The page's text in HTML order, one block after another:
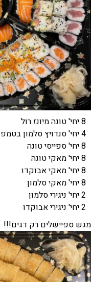
8 יחי' טונה מיונז רול
4 יחי' סנדויץ סלמון בטמפורה
8 יחי' ספייסי טונה
8 יחי' מאקי טונה
8 יחי' מאקי אבוקדו
8 יחי' מאקי סלמון
2 יחי' ניגירי סלמון
2 יחי' ניגירי אבוקדו
מגש ספיישלים רק דגים!!!